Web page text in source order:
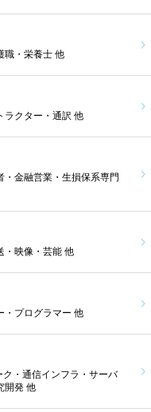
職・栄養士 他
ラクター・通訳 他
金融営業・生損保系専門
・映像・芸能 他
・プログラマー 他
・通信インフラ・サーバ
開発 他